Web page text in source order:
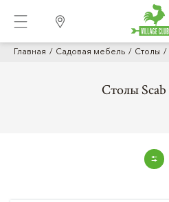
Главная Садовая мебель Столы
Столы